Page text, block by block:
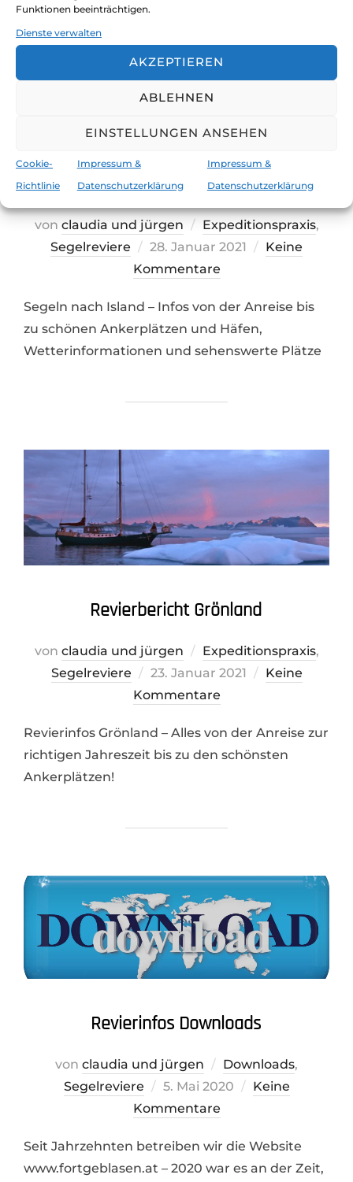
Funktionen beeinträchtigen.
Dienste verwalten
AKZEPTIEREN
ABLEHNEN
EINSTELLUNGEN ANSEHEN
Cookie-
Richtlinie
Impressum &
Datenschutzerklärung
Impressum &
Datenschutzerklärung
Revierbericht Island
von claudia und jürgen Expeditionspraxis,
Segelreviere
Veröffentlicht
am
28. Januar 2021
Keine
Kommentare
Segeln nach Island – Infos von der Anreise bis
zu schönen Ankerplätzen und Häfen,
Wetterinformationen und sehenswerte Plätze
Revierbericht Grönland
von claudia und jürgen Expeditionspraxis,
Segelreviere
Veröffentlicht
am
23. Januar 2021
Keine
Kommentare
Revierinfos Grönland – Alles von der Anreise zur
richtigen Jahreszeit bis zu den schönsten
Ankerplätzen!
Revierinfos Downloads
von claudia und jürgen Downloads,
Segelreviere
Veröffentlicht
am
5. Mai 2020
Keine
Kommentare
Seit Jahrzehnten betreiben wir die Website
www.fortgeblasen.at – 2020 war es an der Zeit,
Du findest unsere Seite gut? Bitte